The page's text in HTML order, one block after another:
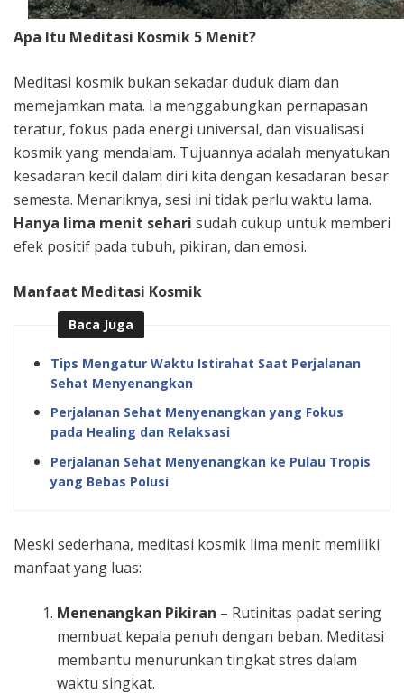
Apa Itu Meditasi Kosmik 5 Menit?
Meditasi kosmik bukan sekadar duduk diam dan
memejamkan mata. Ia menggabungkan pernapasan
teratur, fokus pada energi universal, dan visualisasi
kosmik yang mendalam. Tujuannya adalah menyatukan
kesadaran kecil dalam diri kita dengan kesadaran besar
semesta. Menariknya, sesi ini tidak perlu waktu lama.
Hanya lima menit sehari sudah cukup untuk memberi
efek positif pada tubuh, pikiran, dan emosi.
Manfaat Meditasi Kosmik
Baca Juga
Tips Mengatur Waktu Istirahat Saat Perjalanan
Sehat Menyenangkan
Perjalanan Sehat Menyenangkan yang Fokus
pada Healing dan Relaksasi
Perjalanan Sehat Menyenangkan ke Pulau Tropis
yang Bebas Polusi
Meski sederhana, meditasi kosmik lima menit memiliki
manfaat yang luas:
Menenangkan Pikiran – Rutinitas padat sering
membuat kepala penuh dengan beban. Meditasi
membantu menurunkan tingkat stres dalam
waktu singkat.